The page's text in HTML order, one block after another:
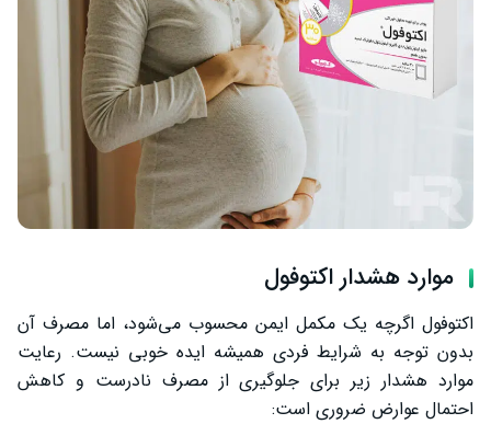
موارد هشدار اکتوفول
اکتوفول اگرچه یک مکمل ایمن محسوب می‌شود، اما مصرف آن
بدون توجه به شرایط فردی همیشه ایده خوبی نیست. رعایت
موارد هشدار زیر برای جلوگیری از مصرف نادرست و کاهش
احتمال عوارض ضروری است: